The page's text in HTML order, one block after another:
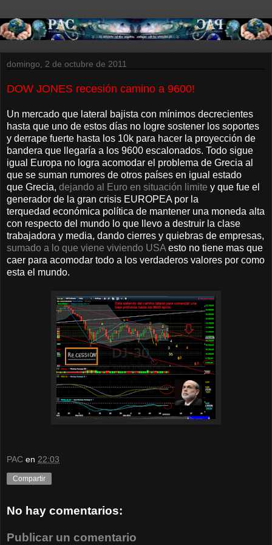
domingo, 2 de octubre de 2011
DOW JONES recesión camino a 9600!
Un mercado que lateral bajista con mínimos decrecientes
hasta que uno de estos días no logre sostener los soportes
y derrape fuerte hasta los 10k para hacer la proyección de
bandera que llegaría a los 9600 escalonados. Todo sigue
igual Europa no logra acomodar el problema de Grecia al
que se suman rumores de otros países en igual estado
que Grecia, dejando al Euro en situación limite y que fue el
generador de la gran crisis EUROPEA por la
terquedad económica política de mantener una moneda alta
con respecto del mundo lo que llevo a destruir la clase
trabajadora y media, dando cierres y quiebras de empresas,
sumado a lo que viene viviendo USA esto no tiene mas que
caer para acomodar todo a los verdaderos valores por como
esta el mundo.
PAC en 22:03
Compartir
No hay comentarios:
Publicar un comentario